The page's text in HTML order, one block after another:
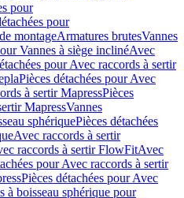
pour
pour
montageArmatures brutesVannes
Vannes à siège inclinéAvec
pour Avec raccords à sertir
Pièces détachées pour Avec
à sertir MapressPièces
MapressVannes
sphériquePièces détachées
Avec raccords à sertir
raccords à sertir FlowFitAvec
pour Avec raccords à sertir
Pièces détachées pour Avec
à boisseau sphérique pour